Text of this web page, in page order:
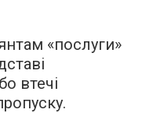
«послуги»
втечі